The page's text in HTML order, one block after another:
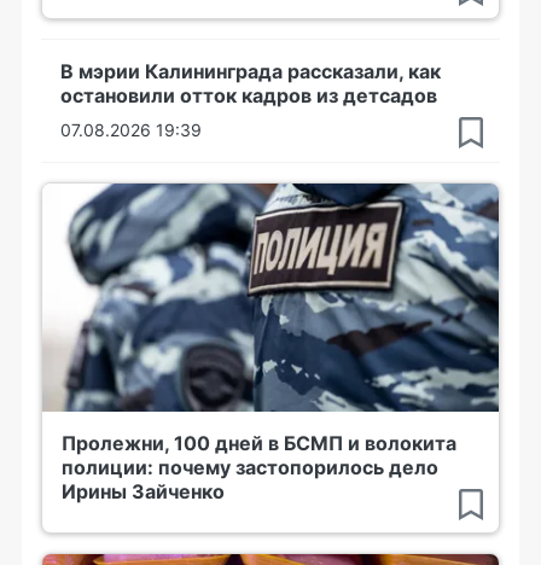
В мэрии Калининграда рассказали, как
остановили отток кадров из детсадов
07.08.2026 19:39
Пролежни, 100 дней в БСМП и волокита
полиции: почему застопорилось дело
Ирины Зайченко